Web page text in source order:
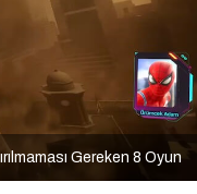
Gereken 8 Oyun